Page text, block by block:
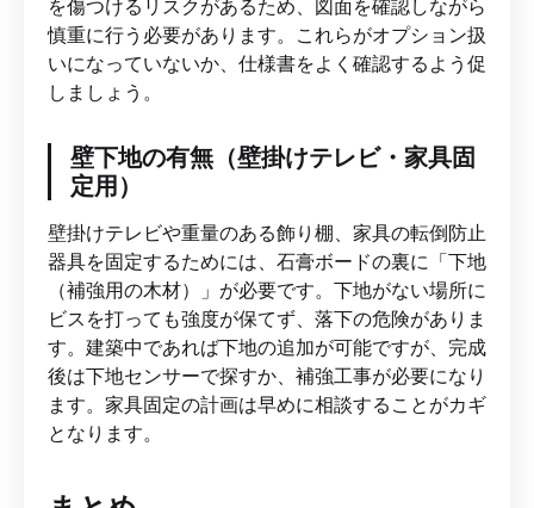
を傷つけるリスクがあるため、図面を確認しながら
慎重に行う必要があります。これらがオプション扱
いになっていないか、仕様書をよく確認するよう促
しましょう。
壁下地の有無（壁掛けテレビ・家具固
定用）
壁掛けテレビや重量のある飾り棚、家具の転倒防止
器具を固定するためには、石膏ボードの裏に「下地
（補強用の木材）」が必要です。下地がない場所に
ビスを打っても強度が保てず、落下の危険がありま
す。建築中であれば下地の追加が可能ですが、完成
後は下地センサーで探すか、補強工事が必要になり
ます。家具固定の計画は早めに相談することがカギ
となります。